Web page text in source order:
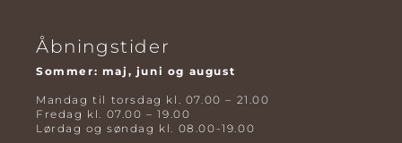
Åbningstider
Sommer: maj, juni og august
Mandag til torsdag kl. 07.00 – 21.00
Fredag kl. 07.00 – 19.00
Lørdag og søndag kl. 08.00-19.00